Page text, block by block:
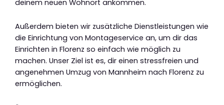
deinem neuen Wohnort ankommen.
Außerdem bieten wir zusätzliche Dienstleistungen wie
die Einrichtung von Montageservice an, um dir das
Einrichten in Florenz so einfach wie möglich zu
machen. Unser Ziel ist es, dir einen stressfreien und
angenehmen Umzug von Mannheim nach Florenz zu
ermöglichen.